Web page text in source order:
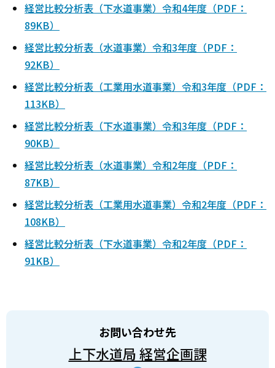
経営比較分析表（下水道事業）令和4年度（PDF：
89KB）
経営比較分析表（水道事業）令和3年度（PDF：
92KB）
経営比較分析表（工業用水道事業）令和3年度（PDF：
113KB）
経営比較分析表（下水道事業）令和3年度（PDF：
90KB）
経営比較分析表（水道事業）令和2年度（PDF：
87KB）
経営比較分析表（工業用水道事業）令和2年度（PDF：
108KB）
経営比較分析表（下水道事業）令和2年度（PDF：
91KB）
お問い合わせ先
上下水道局 経営企画課